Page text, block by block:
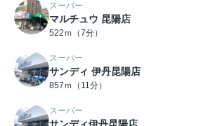
スーパー
マルチュウ 昆陽店
522ｍ（7分）
スーパー
サンディ 伊丹昆陽店
857ｍ（11分）
スーパー